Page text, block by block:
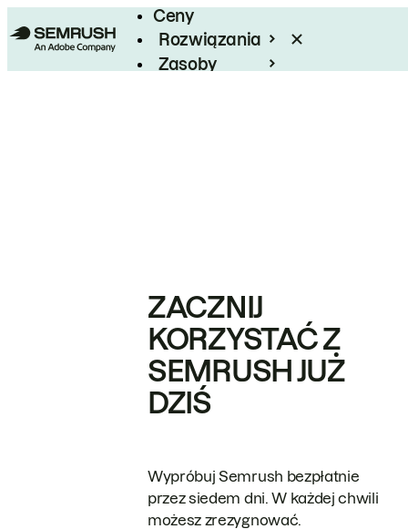
Ceny
Rozwiązania
Zasoby
ZACZNIJ
KORZYSTAĆ Z
SEMRUSH JUŻ
DZIŚ
Wypróbuj Semrush bezpłatnie
przez siedem dni. W każdej chwili
możesz zrezygnować.